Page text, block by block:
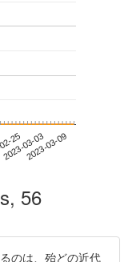
25
2023-03-032023-03-09
56
のは、殆どの近代